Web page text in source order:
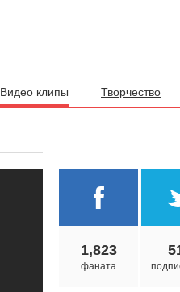
Видео клипы Творчество
1,823
фаната